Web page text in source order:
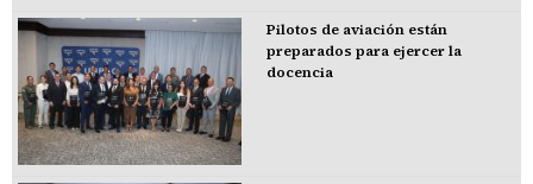
Pilotos de aviación están
preparados para ejercer la
docencia